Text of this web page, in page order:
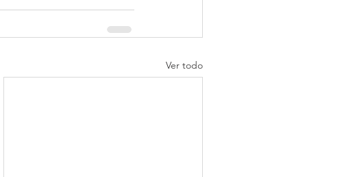
Ver todo